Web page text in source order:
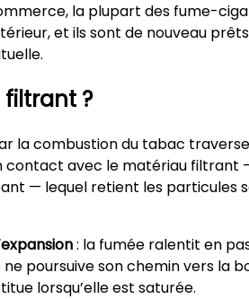
la plupart des fume-
et ils sont de nouveau
?
la combustion du tabac
contact avec le matériau
— lequel retient les particules
: la fumée ralentit en
poursuive son chemin vers la
lorsqu’elle est saturée.